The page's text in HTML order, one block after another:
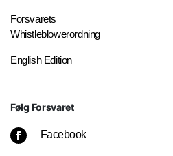
Forsvarets
Whistleblowerordning
English Edition
Følg Forsvaret
Facebook